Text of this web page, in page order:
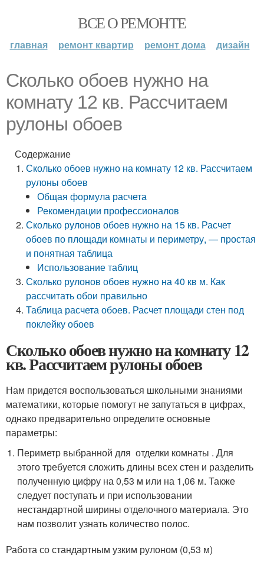
ВСЕ О РЕМОНТЕ
главная ремонт квартир ремонт дома дизайн
Сколько обоев нужно на
комнату 12 кв. Рассчитаем
рулоны обоев
Содержание
Сколько обоев нужно на комнату 12 кв. Рассчитаем
рулоны обоев
Общая формула расчета
Рекомендации профессионалов
Сколько рулонов обоев нужно на 15 кв. Расчет
обоев по площади комнаты и периметру, — простая
и понятная таблица
Использование таблиц
Сколько рулонов обоев нужно на 40 кв м. Как
рассчитать обои правильно
Таблица расчета обоев. Расчет площади стен под
поклейку обоев
Сколько обоев нужно на комнату 12
кв. Рассчитаем рулоны обоев
Нам придется воспользоваться школьными знаниями
математики, которые помогут не запутаться в цифрах,
однако предварительно определите основные
параметры:
Периметр выбранной для отделки комнаты . Для
этого требуется сложить длины всех стен и разделить
полученную цифру на 0,53 м или на 1,06 м. Также
следует поступать и при использовании
нестандартной ширины отделочного материала. Это
нам позволит узнать количество полос.
Работа со стандартным узким рулоном (0,53 м)